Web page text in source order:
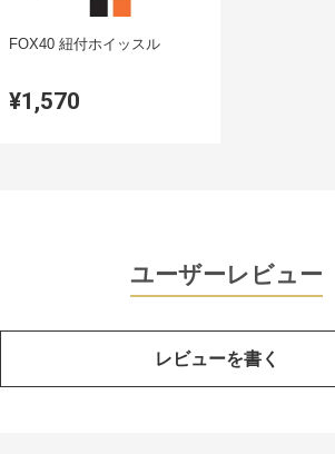
FOX40 紐付ホイッスル
¥1,570
ユーザーレビュー
レビューを書く